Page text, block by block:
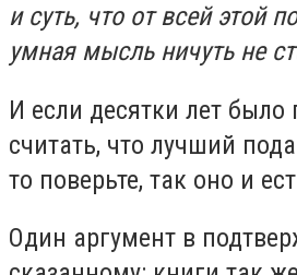
и суть, что от всей этой
умная мысль ничуть не
И если десятки лет было
считать, что лучший
то поверьте, так оно и
Один аргумент в